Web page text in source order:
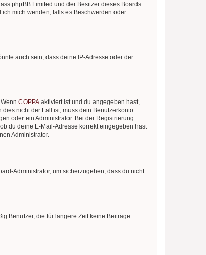
phpBB Limited und der Besitzer dieses Boards
mich wenden, falls es Beschwerden oder
auch sein, dass deine IP-Adresse oder der
COPPA aktiviert ist und du angegeben hast,
nicht der Fall ist, muss dein Benutzerkonto
oder ein Administrator. Bei der Registrierung
du deine E-Mail-Adresse korrekt eingegeben hast
Administrator.
Administrator, um sicherzugehen, dass du nicht
Benutzer, die für längere Zeit keine Beiträge